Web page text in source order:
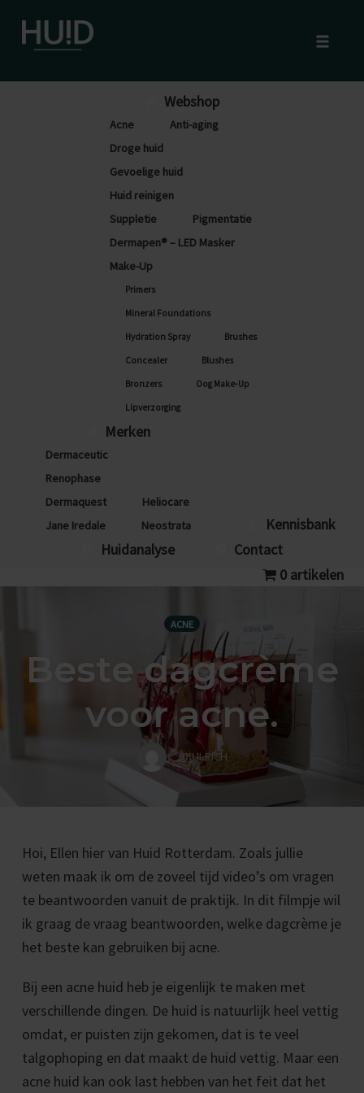
Webshop
Acne
Anti-aging
Droge huid
Gevoelige huid
Huid reinigen
Suppletie
Pigmentatie
Dermapen® – LED Masker
Make-Up
Primers
Mineral Foundations
Hydration Spray Brushes
Concealer Blushes
Bronzers Oog Make-Up
Lipverzorging
Merken
Dermaceutic
Renophase
Dermaquest
Heliocare
Jane Iredale
Neostrata
Kennisbank
Huidanalyse
Contact
0 artikelen
ACNE
Beste dagcrème
voor acne.
BYULRICH
Hoi, Ellen hier van Huid Rotterdam. Zoals jullie
weten maak ik om de zoveel tijd video’s om vragen
te beantwoorden vanuit de praktijk. In dit filmpje wil
ik graag de vraag beantwoorden, welke dagcrème je
het beste kan gebruiken bij acne.
Bij een acne huid heb je eigenlijk te maken met
verschillende dingen. De huid is natuurlijk heel vettig
omdat, er puisten zijn gekomen, dat is te veel
talgophoping en dat maakt de huid vettig. Maar een
acne huid kan ook last hebben van het feit dat het